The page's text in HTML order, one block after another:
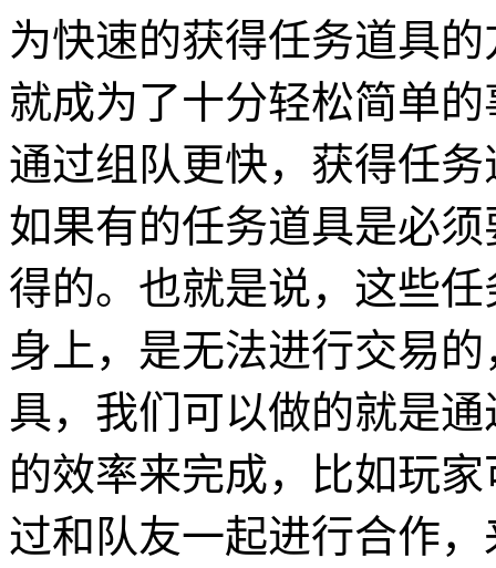
为快速的获得任务道具
就成为了十分轻松简单的
通过组队更快，获得任务
如果有的任务道具是必
得的。也就是说，这些
身上，是无法进行交易
具，我们可以做的就是
的效率来完成，比如玩
过和队友一起进行合作